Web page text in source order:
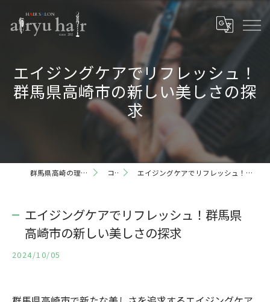
エイジングケアでリフレッシュ！
群馬県高崎市の新しい美しさの探
求
群馬県高崎の理容室ならairyu hair コラム エイジングケアでリフレッシュ！群馬県高崎市の新しい美しさの探求
エイジングケアでリフレッシュ！群馬県
高崎市の新しい美しさの探求
2024/10/05